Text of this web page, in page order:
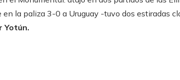
en la paliza 3-0 a Uruguay -tuvo dos estiradas
Yotún.